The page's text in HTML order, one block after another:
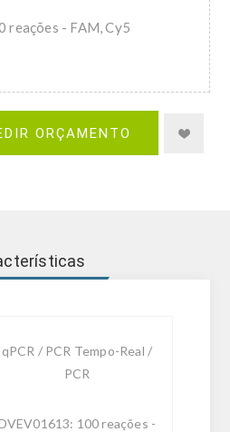
reações - FAM, Cy5
ORÇAMENTO
qPCR / PCR Tempo-Real /
PCR
100 reações -